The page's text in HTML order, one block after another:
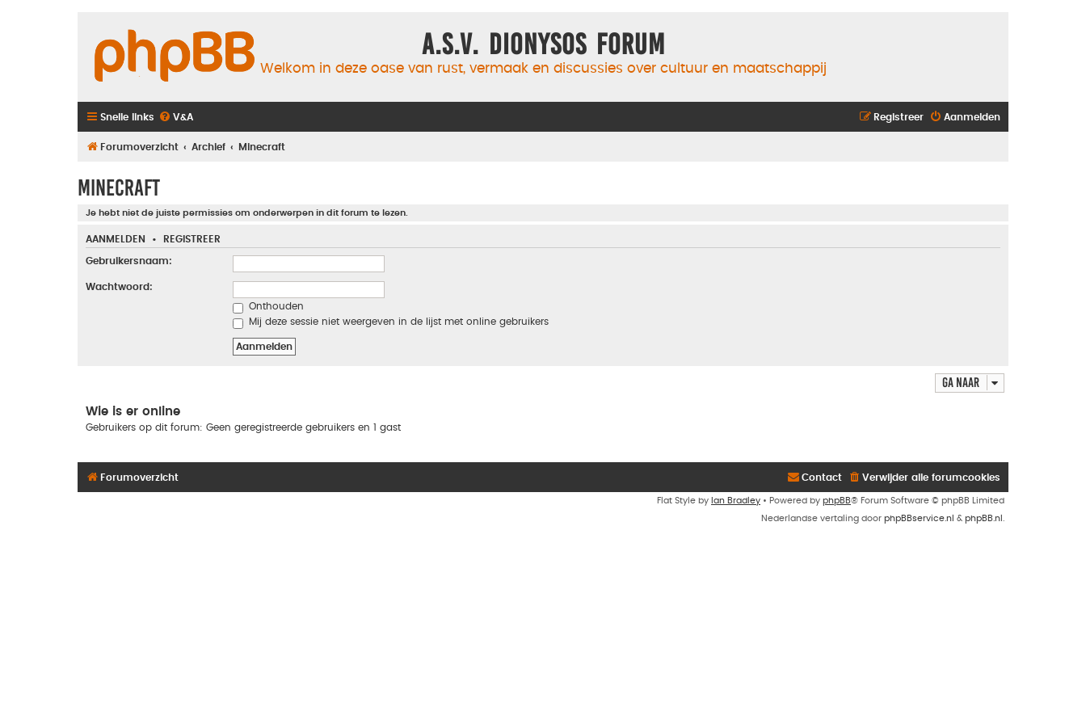
A.S.V. Dionysos Forum
Welkom in deze oase van rust, vermaak en discussies over cultuur en maatschappij
Snelle links V&A Aanmelden
Registreer
Forumoverzicht Archief Minecraft
Minecraft
Je hebt niet de juiste permissies om onderwerpen in dit forum te lezen.
AANMELDEN • REGISTREER
Gebruikersnaam:
Wachtwoord:
Onthouden
Mij deze sessie niet weergeven in de lijst met online gebruikers
Ga naar
Wie is er online
Gebruikers op dit forum: Geen geregistreerde gebruikers en 1 gast
Forumoverzicht Verwijder alle forumcookies
Contact
Flat Style by Ian Bradley • Powered by phpBB® Forum Software © phpBB Limited
Nederlandse vertaling door phpBBservice.nl & phpBB.nl